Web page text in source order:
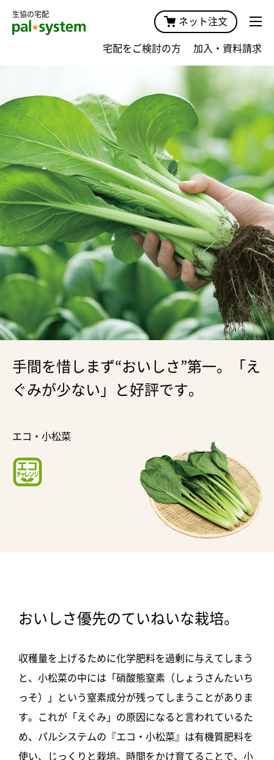
生協の宅配
ネット注文
宅配をご検討の方 加入・資料請求
手間を惜しまず“おいしさ”第一。「え
ぐみが少ない」と好評です。
エコ・小松菜
おいしさ優先のていねいな栽培。
収穫量を上げるために化学肥料を過剰に与えてしまう
と、小松菜の中には「硝酸態窒素（しょうさんたいち
っそ）」という窒素成分が残ってしまうことがありま
す。これが「えぐみ」の原因になると言われているた
め、パルシステムの 『エコ・小松菜』は有機質肥料を
使い、じっくりと栽培。時間をかけ育てることで、小